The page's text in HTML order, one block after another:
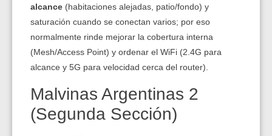
alcance (habitaciones alejadas, patio/fondo) y
saturación cuando se conectan varios; por eso
normalmente rinde mejorar la cobertura interna
(Mesh/Access Point) y ordenar el WiFi (2.4G para
alcance y 5G para velocidad cerca del router).
Malvinas Argentinas 2
(Segunda Sección)